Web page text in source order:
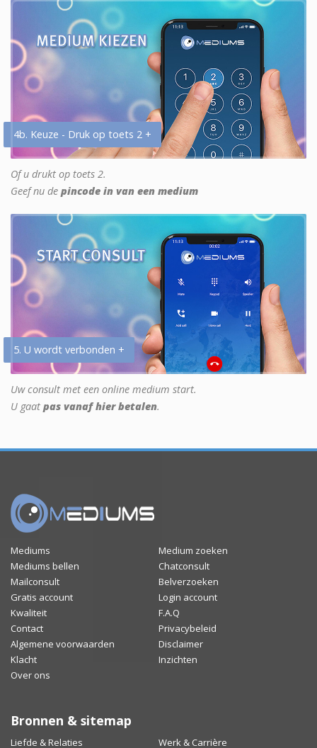
4b. Keuze - Druk op toets 2 +
Of u drukt op toets 2.
Geef nu de pincode in van een medium
5. U wordt verbonden +
Uw consult met een online medium start.
U gaat pas vanaf hier betalen.
Mediums
Medium zoeken
Mediums bellen
Chatconsult
Mailconsult
Belverzoeken
Gratis account
Login account
Kwaliteit
F.A.Q
Contact
Privacybeleid
Algemene voorwaarden
Disclaimer
Klacht
Inzichten
Over ons
Bronnen & sitemap
Liefde & Relaties Werk & Carrière